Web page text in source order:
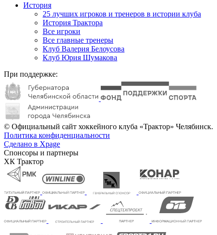
История
25 лучших игроков и тренеров в истории клуба
История Трактора
Все игроки
Все главные тренеры
Клуб Валерия Белоусова
Клуб Юрия Шумакова
При поддержке:
© Официальный сайт хоккейного клуба «Трактор» Челябинск.
Политика конфиденциальности
Сделано в Xpage
Спонсоры и партнеры
ХК Трактор